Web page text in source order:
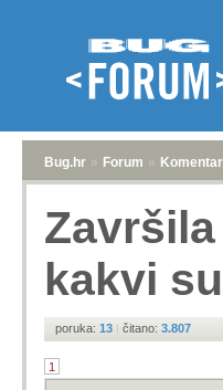
Bug.hr » Forum »
kakvi su
poruka: 13 | čitano: 3.807
1